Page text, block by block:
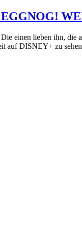
einen lieben ihn, die
auf DISNEY+ zu